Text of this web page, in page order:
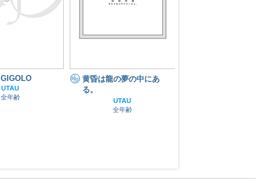
GIGOLO
UTAU
全年齢
黄昏は龍の夢の中にあ
る。
UTAU
全年齢